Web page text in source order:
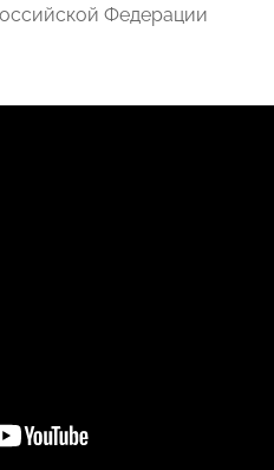
Федерации